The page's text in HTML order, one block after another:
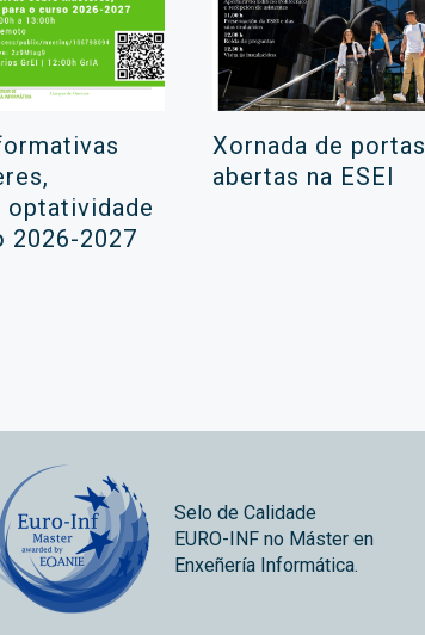
2026-2027
Xornada de portas
abertas na ESEI
Selo de Calidade
EURO-INF no Máster en
Enxeñería Informática.